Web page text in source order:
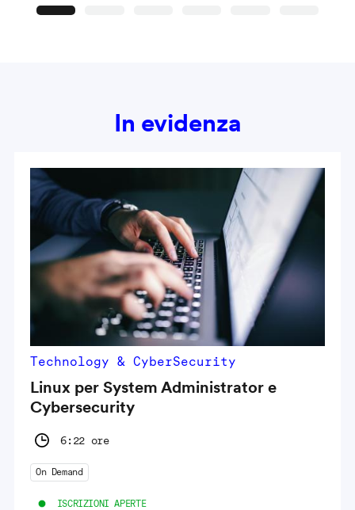
In evidenza
Technology & CyberSecurity
Linux per System Administrator e
Cybersecurity
6:22 ore
On Demand
ISCRIZIONI APERTE